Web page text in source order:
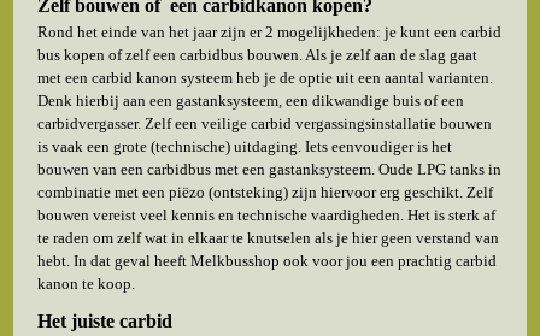
Zelf bouwen of een carbidkanon kopen?
Rond het einde van het jaar zijn er 2 mogelijkheden: je kunt een carbid
bus kopen of zelf een carbidbus bouwen. Als je zelf aan de slag gaat
met een carbid kanon systeem heb je de optie uit een aantal varianten.
Denk hierbij aan een gastanksysteem, een dikwandige buis of een
carbidvergasser. Zelf een veilige carbid vergassingsinstallatie bouwen
is vaak een grote (technische) uitdaging. Iets eenvoudiger is het
bouwen van een carbidbus met een gastanksysteem. Oude LPG tanks in
combinatie met een piëzo (ontsteking) zijn hiervoor erg geschikt. Zelf
bouwen vereist veel kennis en technische vaardigheden. Het is sterk af
te raden om zelf wat in elkaar te knutselen als je hier geen verstand van
hebt. In dat geval heeft Melkbusshop ook voor jou een prachtig carbid
kanon te koop.
Het juiste carbid